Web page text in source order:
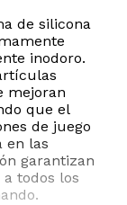
de silicona
inodoro.
mejoran
que el
de juego
en las
garantizan
todos los